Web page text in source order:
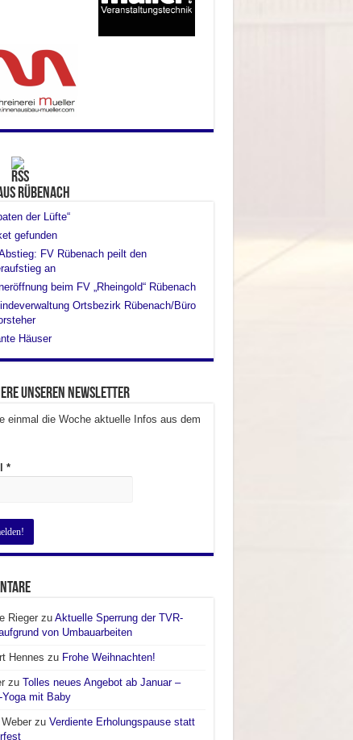
Rübenach
der Lüfte“
gefunden
FV Rübenach peilt den
an
beim FV „Rheingold“ Rübenach
Ortsbezirk Rübenach/Büro
Häuser
unseren Newsletter
einmal die Woche aktuelle Infos aus dem
*
Riegerzu Aktuelle Sperrung der TVR-
von Umbauarbeiten
Hennes zu Frohe Weihnachten!
zu Tolles neues Angebot ab Januar –
Yoga mit Baby
zu Verdiente Erholungspause statt